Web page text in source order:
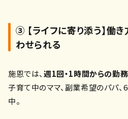
③ 【ライフに寄り添う】働
わせられる
施恩では、週1回・1時間からの勤
子育て中のママ、副業希望のパパ
中。